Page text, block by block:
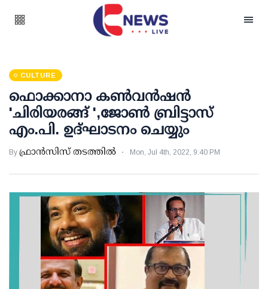
CULTURE
ഫൊക്കാനാ കൺവൻഷൻ
'ചിരിയരങ്ങ് ',ജോൺ ബ്രിട്ടാസ്
എം.പി. ഉദ്ഘാടനം ചെയ്യും
By ഫ്രാൻസിസ് തടത്തിൽ Mon, Jul 4th, 2022, 9:40 PM